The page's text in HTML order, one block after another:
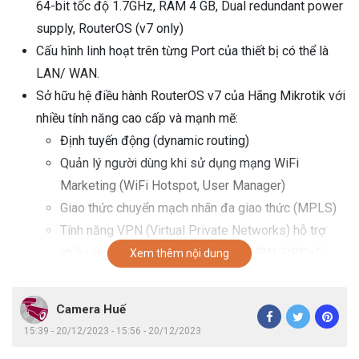
64-bit tốc độ 1.7GHz, RAM 4 GB, Dual redundant power
supply, RouterOS (v7 only)
Cấu hình linh hoạt trên từng Port của thiết bị có thể là
LAN/ WAN.
Sở hữu hệ điều hành RouterOS v7 của Hãng Mikrotik với
nhiều tính năng cao cấp và mạnh mẽ:
Định tuyến động (dynamic routing)
Quản lý người dùng khi sử dụng mạng WiFi
Marketing (WiFi Hotspot, User Manager)
Giao thức chuyển mạch nhãn đa giao thức (MPLS)
Tính năng VPN (Virtual Private Networks) hỗ trợ
nhiều giao thức IPsec, L2TP, OpenVPN, PPPoE…
Xem thêm nội dung
Camera Huế
15:39 - 20/12/2023 - 15:56 - 20/12/2023